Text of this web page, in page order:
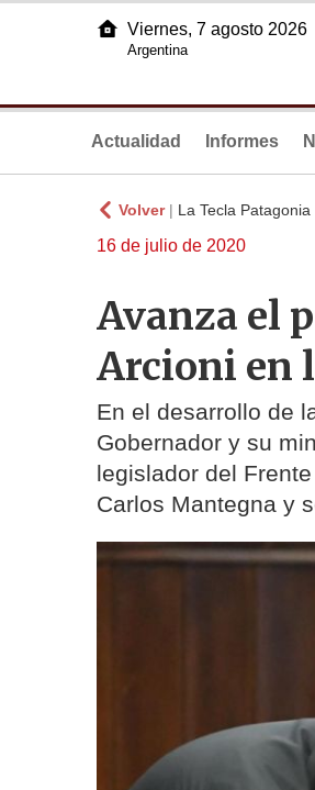
Viernes, 7 agosto 2026
Argentina
Actualidad Informes
Volver| La Tecla Patagonia
16 de julio de 2020
Avanza el
Arcioni en
En el desarrollo de
Gobernador y su
legislador del
Carlos Mantegna y